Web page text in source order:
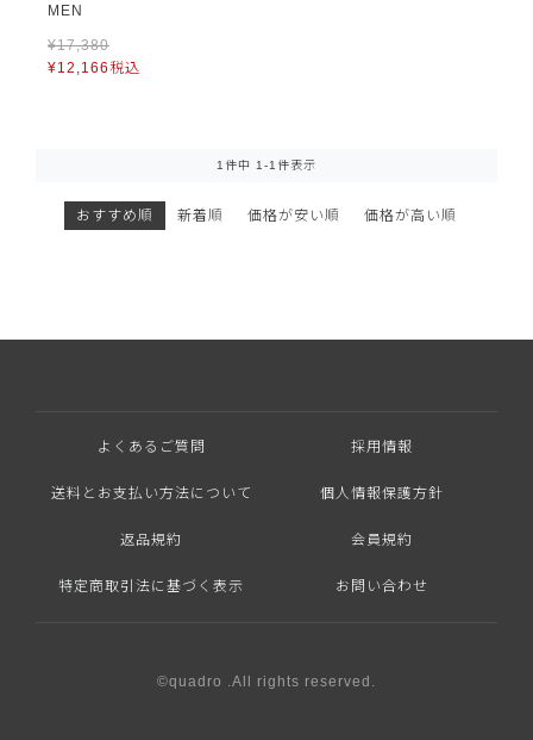
MEN
¥17,380
¥12,166税込
おすすめ順 新着順 価格が安い順 価格が高い順
1 件中 1 -1 件表示
よくあるご質問 採用情報
送料とお支払い方法について 個人情報保護方針
返品規約 会員規約
特定商取引法に基づく表示 お問い合わせ
©quadro .All rights reserved.